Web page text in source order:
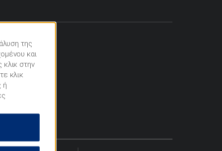
της
και
στην
κλικ
ή